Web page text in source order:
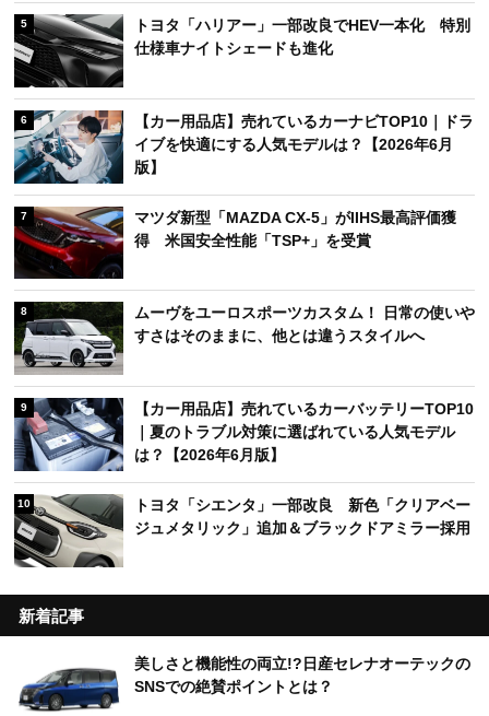
5
トヨタ「ハリアー」一部改良でHEV一本化 特別
仕様車ナイトシェードも進化
6
【カー用品店】売れているカーナビTOP10｜ドラ
イブを快適にする人気モデルは？【2026年6月
版】
7
マツダ新型「MAZDA CX-5」がIIHS最高評価獲
得 米国安全性能「TSP+」を受賞
8
ムーヴをユーロスポーツカスタム！ 日常の使いや
すさはそのままに、他とは違うスタイルへ
9
【カー用品店】売れているカーバッテリーTOP10
｜夏のトラブル対策に選ばれている人気モデル
は？【2026年6月版】
10
トヨタ「シエンタ」一部改良 新色「クリアベー
ジュメタリック」追加＆ブラックドアミラー採用
新着記事
美しさと機能性の両立!?日産セレナオーテックの
SNSでの絶賛ポイントとは？